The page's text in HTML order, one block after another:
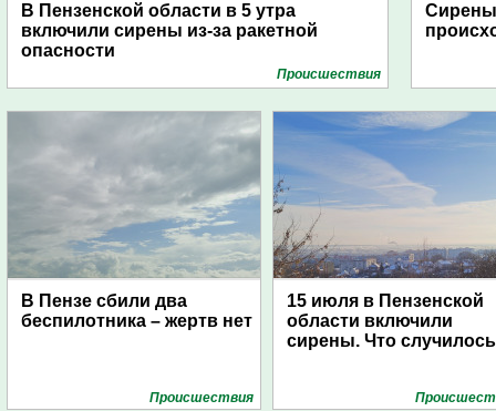
В Пензенской области в 5 утра
включили сирены из-за ракетной
опасности
Проиcшествия
Сирены
В Пензе сбили два
беспилотника – жертв нет
Проиcшествия
15 июля в Пензенской
области включили
сирены. Что